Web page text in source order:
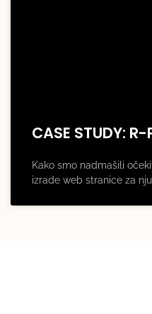
CASE STUDY:
Kako smo nadmašili
izrade web stranice za